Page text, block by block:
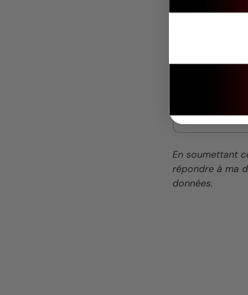
En soumettant
répondre à ma
données.